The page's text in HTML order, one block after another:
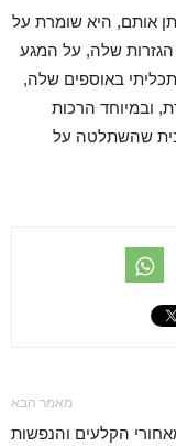
אותם, היא שומרת על
הגזרות שלה, על המגע
באוספים שלה,
ובמיוחד הרכות
שהשתלטה על
מאמר הבא
הקלעים והנפשות